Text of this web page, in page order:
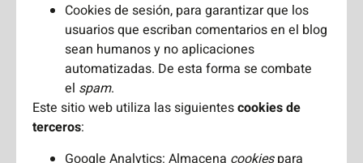
Cookies de sesión, para garantizar que los
usuarios que escriban comentarios en el blog
sean humanos y no aplicaciones
automatizadas. De esta forma se combate
el spam.
Este sitio web utiliza las siguientescookies de
terceros:
Google Analytics: Almacena cookiespara